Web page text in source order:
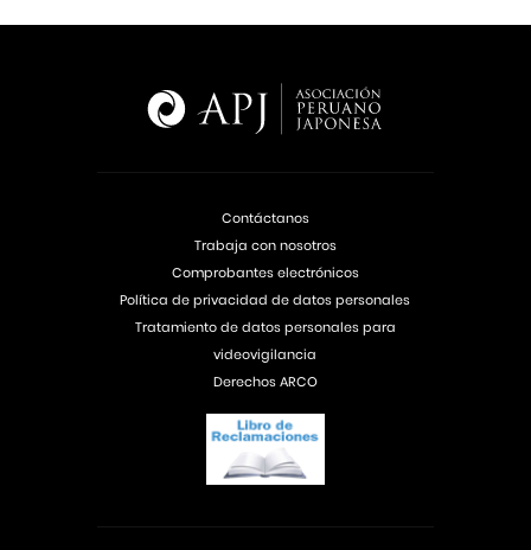
Contáctanos
Trabaja con nosotros
Comprobantes electrónicos
Política de privacidad de datos personales
Tratamiento de datos personales para
videovigilancia
Derechos ARCO